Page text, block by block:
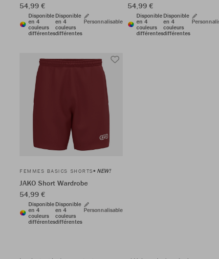
54,99 €
Disponible
en 4
couleurs
différentes
Disponible
en 4
couleurs
différentes
Personnalisable
54,99 €
Disponible
en 4
couleurs
différentes
Disponible
en 4
couleurs
différentes
FEMMES BASICS SHORTS NEW!
JAKO Short Wardrobe
54,99 €
Disponible
en 4
couleurs
différentes
Disponible
en 4
couleurs
différentes
Personnalisable